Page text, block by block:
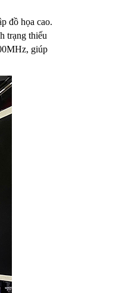
đồ họa cao.
trạng thiếu
giúp